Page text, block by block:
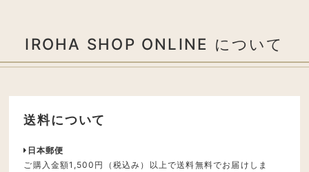
IROHA SHOP ONLINE について
送料について
日本郵便
ご購入金額1,500円（税込み）以上で送料無料でお届けしま